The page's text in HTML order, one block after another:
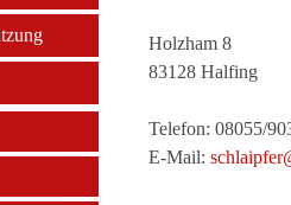
Holzham 8
83128 Halfing
Telefon: 08055/
E-Mail: